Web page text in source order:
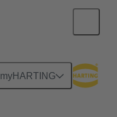
myHARTING